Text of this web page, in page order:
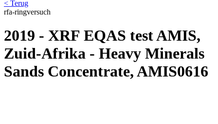
< Terug
rfa-ringversuch
2019 - XRF EQAS test AMIS,
Zuid-Afrika - Heavy Minerals
Sands Concentrate, AMIS0616